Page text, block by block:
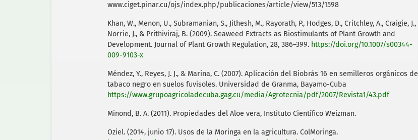
www.ciget.pinar.cu/ojs/index.php/publicaciones/article/view/513/1598
Khan, W., Menon, U., Subramanian, S., Jithesh, M., Rayorath, P., Hodges, D., Critchley, A., Craigie, J.,
Norrie, J., & Prithiviraj, B. (2009). Seaweed Extracts as Biostimulants of Plant Growth and
Development. Journal of Plant Growth Regulation, 28, 386–399. https://doi.org/10.1007/s00344-
009-9103-x
Méndez, Y., Reyes, J. J., & Marina, C. (2007). Aplicación del Biobrás 16 en semilleros orgánicos de
tabaco negro en suelos fuvisoles. Universidad de Granma, Bayamo-Cuba
https://www.grupoagricoladecuba.gag.cu/media/Agrotecnia/pdf/2007/Revista1/43.pdf
Minond, B. A. (2011). Propiedades del Aloe vera, Instituto Científico Weizman.
Oziel. (2014, junio 17). Usos de la Moringa en la agricultura. ColMoringa.